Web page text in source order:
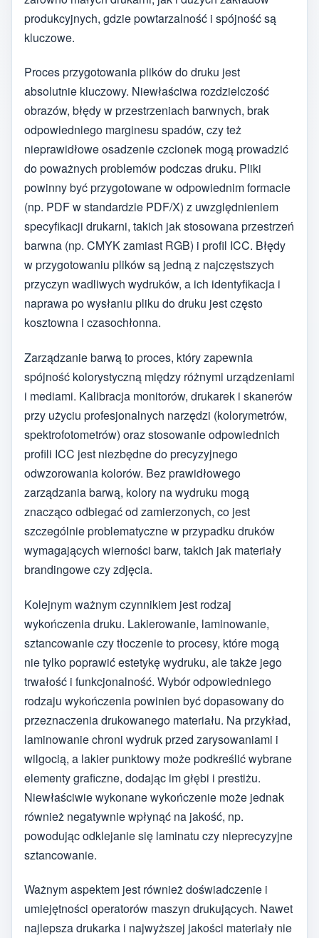
produkcyjnych, gdzie powtarzalność i spójność są
kluczowe.
Proces przygotowania plików do druku jest
absolutnie kluczowy. Niewłaściwa rozdzielczość
obrazów, błędy w przestrzeniach barwnych, brak
odpowiedniego marginesu spadów, czy też
nieprawidłowe osadzenie czcionek mogą prowadzić
do poważnych problemów podczas druku. Pliki
powinny być przygotowane w odpowiednim formacie
(np. PDF w standardzie PDF/X) z uwzględnieniem
specyfikacji drukarni, takich jak stosowana przestrzeń
barwna (np. CMYK zamiast RGB) i profil ICC. Błędy
w przygotowaniu plików są jedną z najczęstszych
przyczyn wadliwych wydruków, a ich identyfikacja i
naprawa po wysłaniu pliku do druku jest często
kosztowna i czasochłonna.
Zarządzanie barwą to proces, który zapewnia
spójność kolorystyczną między różnymi urządzeniami
i mediami. Kalibracja monitorów, drukarek i skanerów
przy użyciu profesjonalnych narzędzi (kolorymetrów,
spektrofotometrów) oraz stosowanie odpowiednich
profili ICC jest niezbędne do precyzyjnego
odwzorowania kolorów. Bez prawidłowego
zarządzania barwą, kolory na wydruku mogą
znacząco odbiegać od zamierzonych, co jest
szczególnie problematyczne w przypadku druków
wymagających wierności barw, takich jak materiały
brandingowe czy zdjęcia.
Kolejnym ważnym czynnikiem jest rodzaj
wykończenia druku. Lakierowanie, laminowanie,
sztancowanie czy tłoczenie to procesy, które mogą
nie tylko poprawić estetykę wydruku, ale także jego
trwałość i funkcjonalność. Wybór odpowiedniego
rodzaju wykończenia powinien być dopasowany do
przeznaczenia drukowanego materiału. Na przykład,
laminowanie chroni wydruk przed zarysowaniami i
wilgocią, a lakier punktowy może podkreślić wybrane
elementy graficzne, dodając im głębi i prestiżu.
Niewłaściwie wykonane wykończenie może jednak
również negatywnie wpłynąć na jakość, np.
powodując odklejanie się laminatu czy nieprecyzyjne
sztancowanie.
Ważnym aspektem jest również doświadczenie i
umiejętności operatorów maszyn drukujących. Nawet
najlepsza drukarka i najwyższej jakości materiały nie